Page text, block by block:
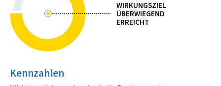
WIRKUNGSZIEL
ÜBERWIEGEND
ERREICHT
Kennzahlen